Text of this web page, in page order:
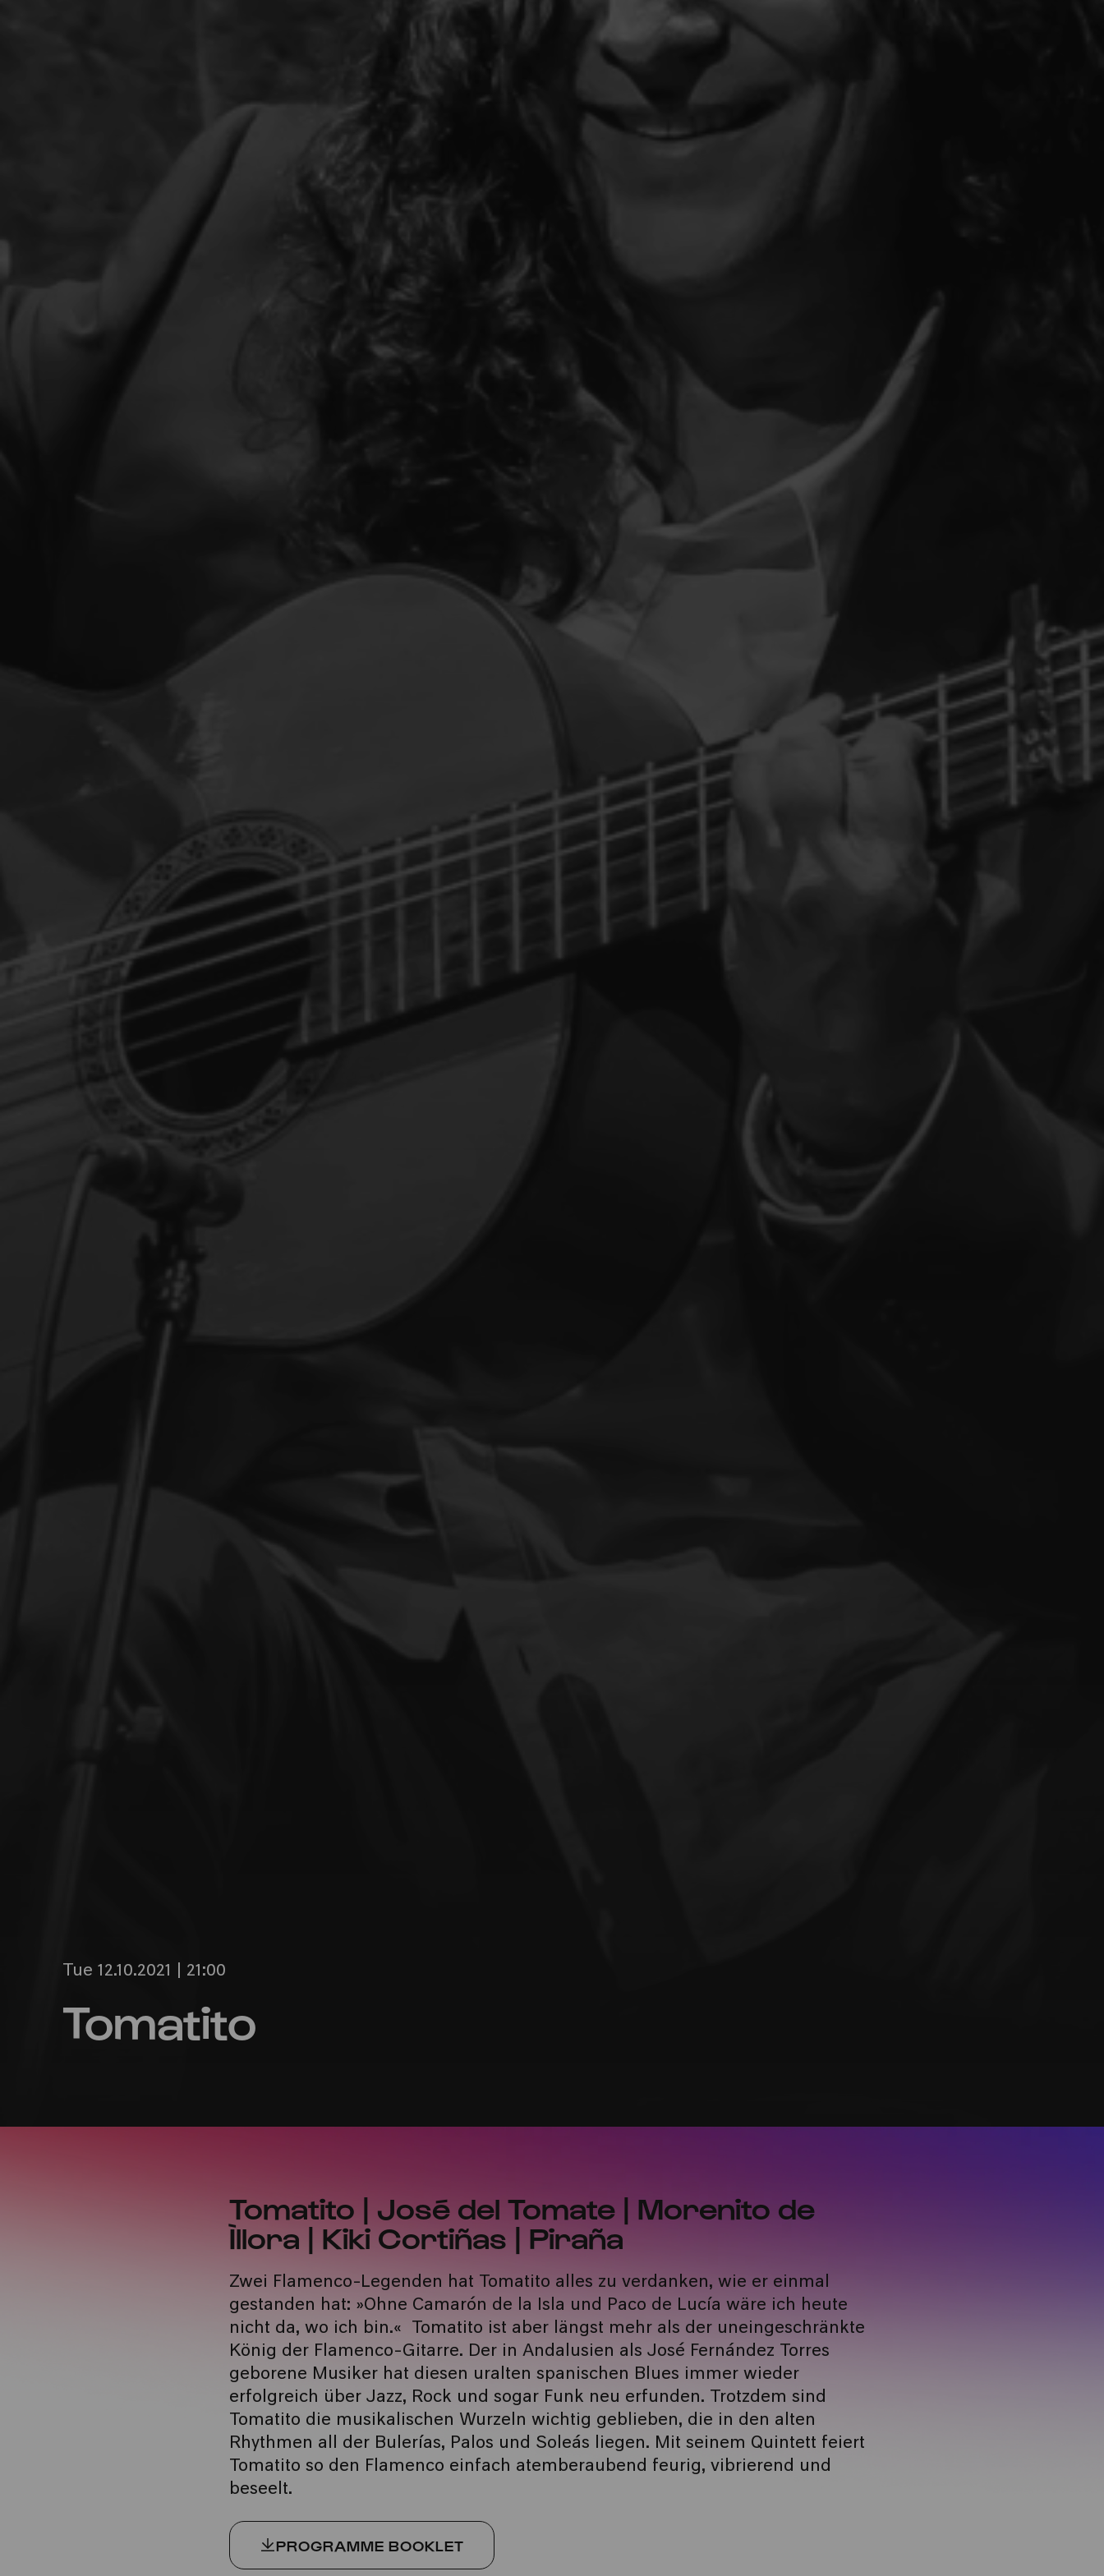
Tue 12.10.2021 | 21:00
Tomatito
Tomatito | José del Tomate | Morenito de
Ìllora | Kiki Cortiñas | Piraña
Zwei Flamenco-Legenden hat Tomatito alles zu verdanken, wie er einmal
gestanden hat: »Ohne Camarón de la Isla und Paco de Lucía wäre ich heute
nicht da, wo ich bin.« Tomatito ist aber längst mehr als der uneingeschränkte
König der Flamenco-Gitarre. Der in Andalusien als José Fernández Torres
geborene Musiker hat diesen uralten spanischen Blues immer wieder
erfolgreich über Jazz, Rock und sogar Funk neu erfunden. Trotzdem sind
Tomatito die musikalischen Wurzeln wichtig geblieben, die in den alten
Rhythmen all der Bulerías, Palos und Soleás liegen. Mit seinem Quintett feiert
Tomatito so den Flamenco einfach atemberaubend feurig, vibrierend und
beseelt.
PROGRAMME BOOKLET